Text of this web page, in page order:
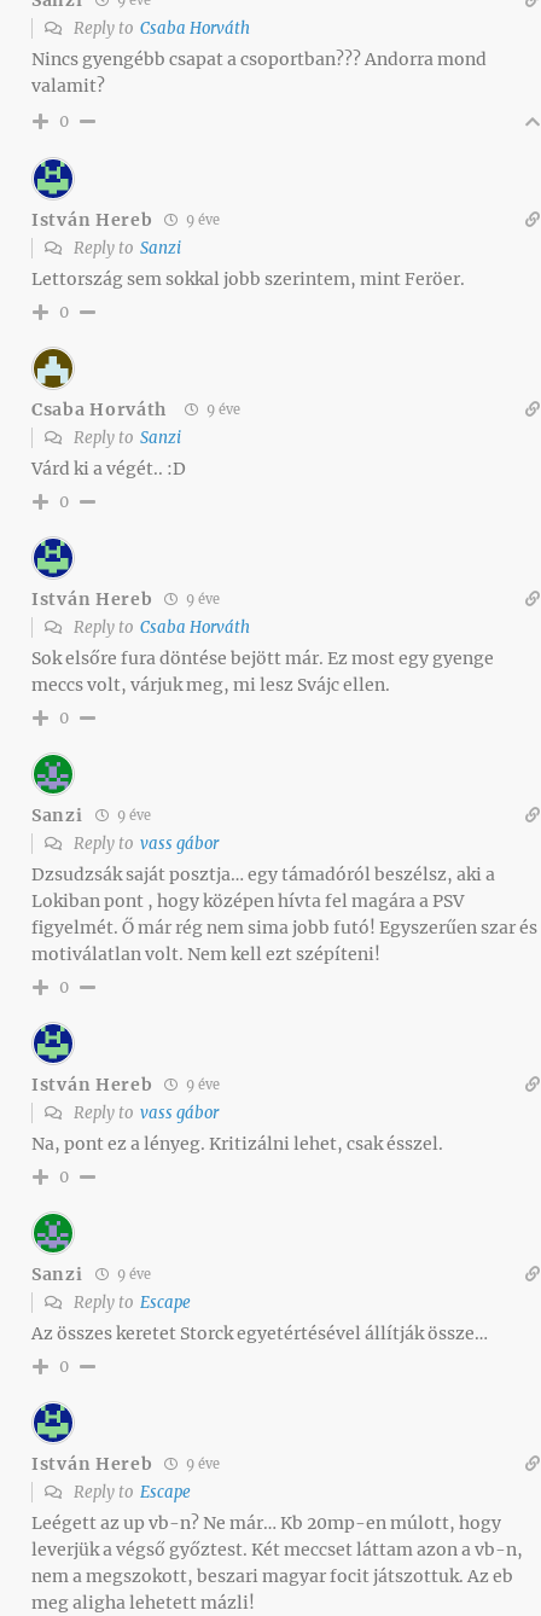
Reply to Csaba Horváth
Nincs gyengébb csapat a csoportban??? Andorra mond
valamit?
0
István Hereb 9 éve
Reply to Sanzi
Lettország sem sokkal jobb szerintem, mint Feröer.
0
Csaba Horváth 9 éve
Reply to Sanzi
Várd ki a végét.. :D
0
István Hereb 9 éve
Reply to Csaba Horváth
Sok elsőre fura döntése bejött már. Ez most egy gyenge
meccs volt, várjuk meg, mi lesz Svájc ellen.
0
Sanzi 9 éve
Reply to vass gábor
Dzsudzsák saját posztja… egy támadóról beszélsz, aki a
Lokiban pont , hogy középen hívta fel magára a PSV
figyelmét. Ő már rég nem sima jobb futó! Egyszerűen szar és
motiválatlan volt. Nem kell ezt szépíteni!
0
István Hereb 9 éve
Reply to vass gábor
Na, pont ez a lényeg. Kritizálni lehet, csak ésszel.
0
Sanzi 9 éve
Reply to Escape
Az összes keretet Storck egyetértésével állítják össze…
0
István Hereb 9 éve
Reply to Escape
Leégett az up vb-n? Ne már… Kb 20mp-en múlott, hogy
leverjük a végső győztest. Két meccset láttam azon a vb-n,
nem a megszokott, beszari magyar focit játszottuk. Az eb
meg aligha lehetett mázli!